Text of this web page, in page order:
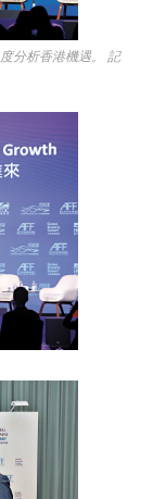
分析香港機遇。 記